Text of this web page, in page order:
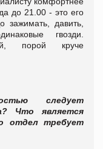
до 21.00 - это его
давить,
гвозди.
порой круче
следует
Что является
отдел требует